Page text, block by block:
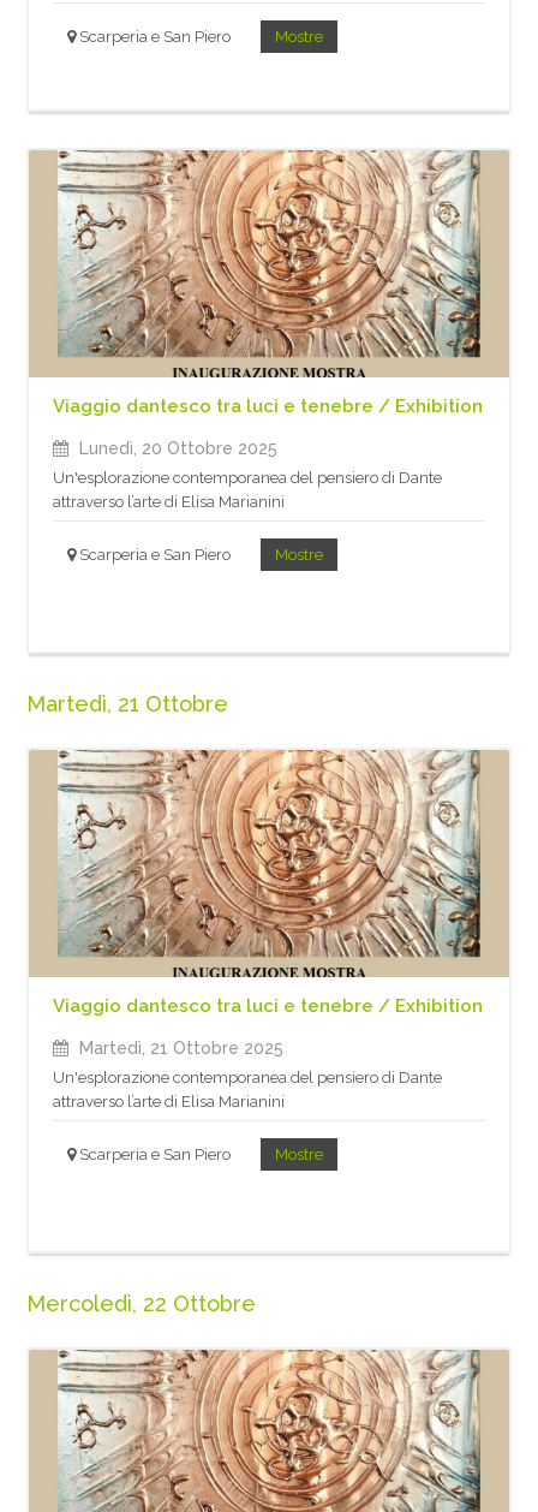
Scarperia e San Piero Mostre
Viaggio dantesco tra luci e tenebre / Exhibition
Lunedì, 20 Ottobre 2025
Un'esplorazione contemporanea del pensiero di Dante
attraverso l’arte di Elisa Marianini
Scarperia e San Piero Mostre
Martedì, 21 Ottobre
Viaggio dantesco tra luci e tenebre / Exhibition
Martedì, 21 Ottobre 2025
Un'esplorazione contemporanea del pensiero di Dante
attraverso l’arte di Elisa Marianini
Scarperia e San Piero Mostre
Mercoledì, 22 Ottobre